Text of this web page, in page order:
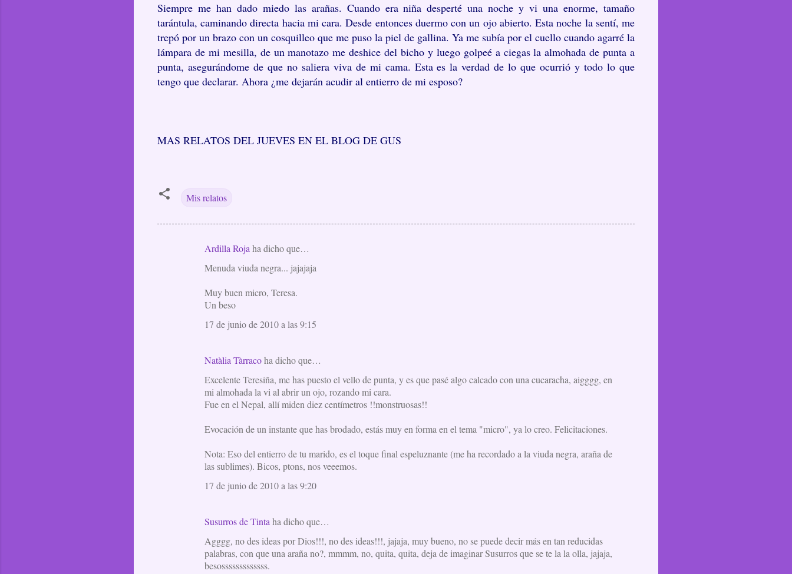
Siempre me han dado miedo las arañas. Cuando era niña desperté una noche y vi una enorme, tamaño
tarántula, caminando directa hacia mi cara. Desde entonces duermo con un ojo abierto. Esta noche la sentí, me
trepó por un brazo con un cosquilleo que me puso la piel de gallina. Ya me subía por el cuello cuando agarré la
lámpara de mi mesilla, de un manotazo me deshice del bicho y luego golpeé a ciegas la almohada de punta a
punta, asegurándome de que no saliera viva de mi cama. Esta es la verdad de lo que ocurrió y todo lo que
tengo que declarar. Ahora ¿me dejarán acudir al entierro de mi esposo?
MAS RELATOS DEL JUEVES EN EL BLOG DE GUS
Mis relatos
Ardilla Roja ha dicho que…
Menuda viuda negra... jajajaja
Muy buen micro, Teresa.
Un beso
17 de junio de 2010 a las 9:15
Natàlia Tàrracoha dicho que…
Excelente Teresiña, me has puesto el vello de punta, y es que pasé algo calcado con una cucaracha, aigggg, en
mi almohada la vi al abrir un ojo, rozando mi cara.
Fue en el Nepal, allí miden diez centímetros !!monstruosas!!
Evocación de un instante que has brodado, estás muy en forma en el tema "micro", ya lo creo. Felicitaciones.
Nota: Eso del entierro de tu marido, es el toque final espeluznante (me ha recordado a la viuda negra, araña de
las sublimes). Bicos, ptons, nos veeemos.
17 de junio de 2010 a las 9:20
Susurros de Tinta ha dicho que…
Agggg, no des ideas por Dios!!!, no des ideas!!!, jajaja, muy bueno, no se puede decir más en tan reducidas
palabras, con que una araña no?, mmmm, no, quita, quita, deja de imaginar Susurros que se te la la olla, jajaja,
besosssssssssssss.